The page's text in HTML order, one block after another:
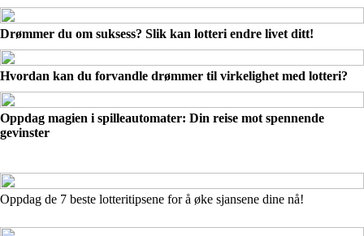
Drømmer du om suksess? Slik kan lotteri endre livet ditt!
Hvordan kan du forvandle drømmer til virkelighet med lotteri?
Oppdag magien i spilleautomater: Din reise mot spennende
gevinster
Oppdag de 7 beste lotteritipsene for å øke sjansene dine nå!